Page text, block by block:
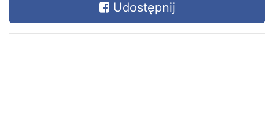
Udostępnij